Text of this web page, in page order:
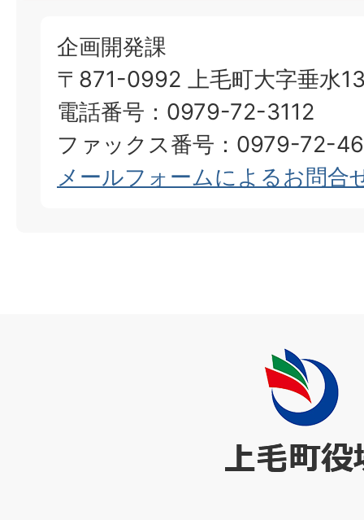
企画開発課
〒871-0992 上毛町大字垂水
電話番号：0979-72-3112
ファックス番号：0979-72-
メールフォームによるお問合